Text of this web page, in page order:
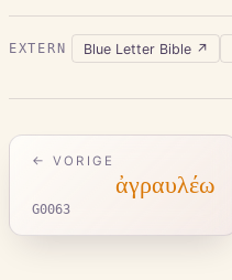
EXTERN Blue Letter Bible↗
← VORIGE
ἀγραυλέω
G0063